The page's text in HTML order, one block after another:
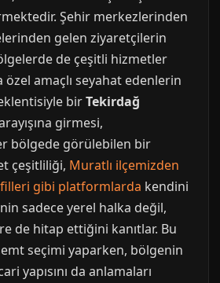
Şehir merkezlerinden
gelen ziyaretçilerin
de çeşitli hizmetler
özel amaçlı seyahat edenlerin
birTekirdağ
girmesi,
bölgede görülebilen bir
çeşitliliği, Muratlı ilçemizden
gibi platformlarda kendini
sadece yerel halka değil,
de hitap ettiğini kanıtlar. Bu
seçimi yaparken, bölgenin
yapısını da anlamaları